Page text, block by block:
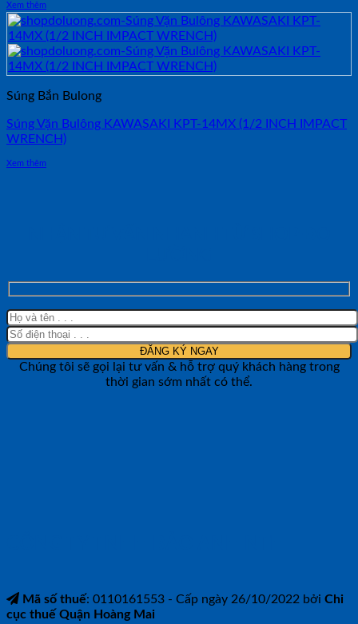
Xem thêm
Súng Bắn Bulong
Súng Vặn Bulông KAWASAKI KPT-14MX (1/2 INCH IMPACT
WRENCH)
Xem thêm
Chúng tôi sẽ gọi lại tư vấn & hỗ trợ quý khách hàng trong
thời gian sớm nhất có thể.
Mã số thuế: 0110161553 - Cấp ngày 26/10/2022 bởi Chi
cục thuế Quận Hoàng Mai